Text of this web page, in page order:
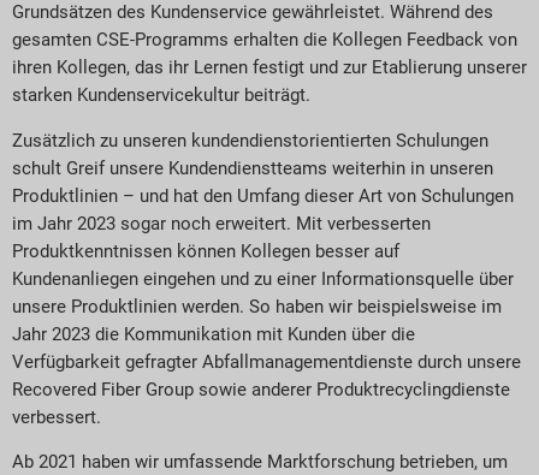
Grundsätzen des Kundenservice gewährleistet. Während des
gesamten CSE-Programms erhalten die Kollegen Feedback von
ihren Kollegen, das ihr Lernen festigt und zur Etablierung unserer
starken Kundenservicekultur beiträgt.
Zusätzlich zu unseren kundendienstorientierten Schulungen
schult Greif unsere Kundendienstteams weiterhin in unseren
Produktlinien – und hat den Umfang dieser Art von Schulungen
im Jahr 2023 sogar noch erweitert. Mit verbesserten
Produktkenntnissen können Kollegen besser auf
Kundenanliegen eingehen und zu einer Informationsquelle über
unsere Produktlinien werden. So haben wir beispielsweise im
Jahr 2023 die Kommunikation mit Kunden über die
Verfügbarkeit gefragter Abfallmanagementdienste durch unsere
Recovered Fiber Group sowie anderer Produktrecyclingdienste
verbessert.
Ab 2021 haben wir umfassende Marktforschung betrieben, um